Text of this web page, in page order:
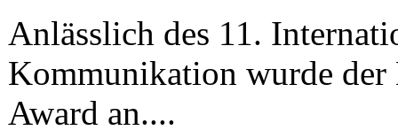
Anlässlich des 11.
Kommunikation wurde der
Award an....